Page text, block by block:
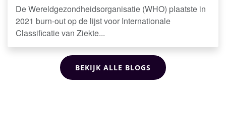
De Wereldgezondheidsorganisatie (WHO) plaatste in
2021 burn-out op de lijst voor Internationale
Classificatie van Ziekte...
BEKIJK ALLE BLOGS